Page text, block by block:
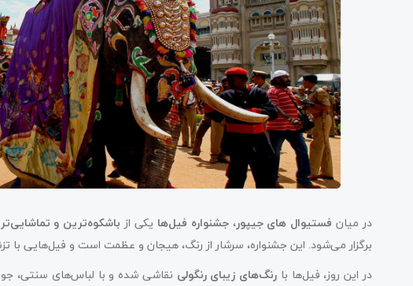
در میان فستیوال های جیپور،جشنواره فیل‌ها یکی از باشکوه‌ترین و
برگزار می‌شود. این جشنواره، سرشار از رنگ، هیجان و عظمت است و فیل‌هایی با
در این روز، فیل‌ها با رنگ‌های زیبای رنگولی نقاشی شده و با لباس‌های سنتی،